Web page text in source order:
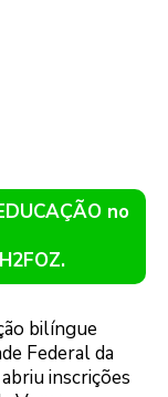
no
bilíngue
Federal da
inscrições